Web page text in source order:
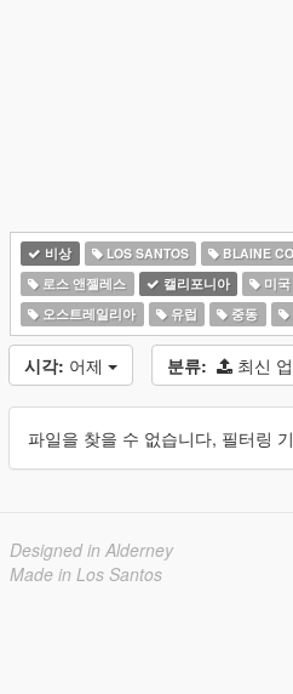
비상 LOS SANTOS BLAINE
로스 앤젤레스
캘리포니아 미국
오스트레일리아
유럽 중동
시각: 어제 분류: 최신
파일을 찾을 수 없습니다, 필터링
Designed in Alderney
Made in Los Santos